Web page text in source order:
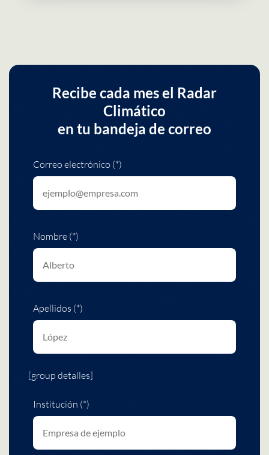
Recibe cada mes el Radar
Climático
en tu bandeja de correo
Correo electrónico (*)
Nombre (*)
Apellidos (*)
[group detalles]
Institución (*)